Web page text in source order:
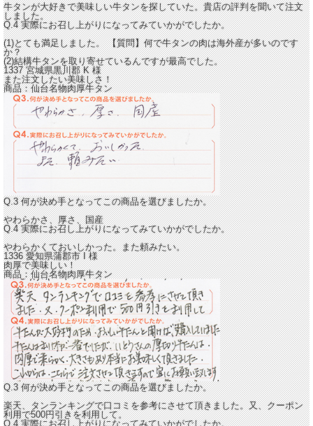
牛タンが大好きで美味しい牛タンを探していた。貴店の評判を聞いて注文
しました。
Q.4 実際にお召し上がりになってみていかがでしたか。
(1)とても満足しました。【質問】何で牛タンの肉は海外産が多いのです
か？
(2)結構牛タンを取り寄せているんですが最高でした。
1337 宮城県黒川郡K様
また注文したい美味しさ！
商品：仙台名物肉厚牛タン
Q.3 何が決め手となってこの商品を選びましたか。
やわらかさ、厚さ、国産
Q.4 実際にお召し上がりになってみていかがでしたか。
やわらかくておいしかった。また頼みたい。
1336 愛知県蒲郡市I様
肉厚で美味しい！
商品：仙台名物肉厚牛タン
Q.3 何が決め手となってこの商品を選びましたか。
楽天、タンランキングで口コミを参考にさせて頂きました。又、クーポン
利用で500円引きを利用して。
Q.4 実際にお召し上がりになってみていかがでしたか。